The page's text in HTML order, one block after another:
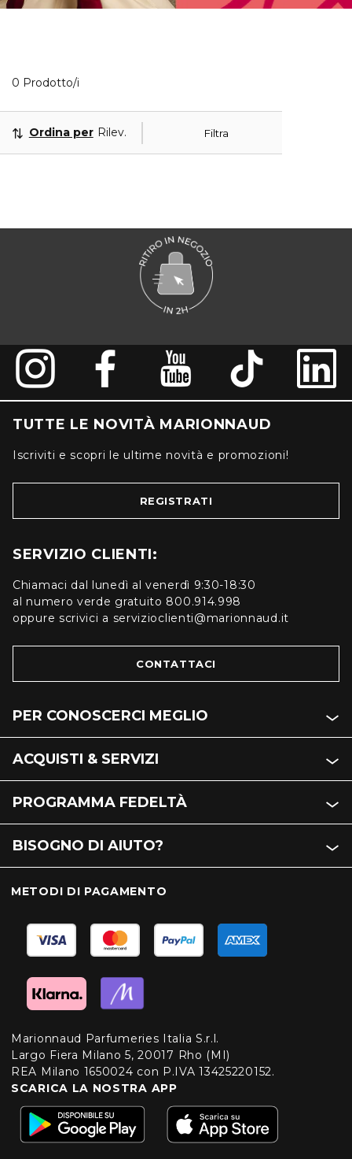
0 Prodotto/i
Filtra
Ordina per Rilevanza
TUTTE LE NOVITÀ MARIONNAUD
Iscriviti e scopri le ultime novità e promozioni!
REGISTRATI
SERVIZIO CLIENTI:
Chiamaci dal lunedì al venerdì 9:30-18:30
al numero verde gratuito 800.914.998
oppure scrivici a servizioclienti@marionnaud.it
CONTATTACI
PER CONOSCERCI MEGLIO
ACQUISTI & SERVIZI
PROGRAMMA FEDELTÀ
BISOGNO DI AIUTO?
METODI DI PAGAMENTO
Marionnaud Parfumeries Italia S.r.l.
Largo Fiera Milano 5, 20017 Rho (MI)
REA Milano 1650024 con P.IVA 13425220152.
SCARICA LA NOSTRA APP